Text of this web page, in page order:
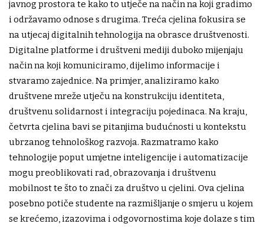
javnog prostora te kako to utječe na način na koji gradimo
i održavamo odnose s drugima. Treća cjelina fokusira se
na utjecaj digitalnih tehnologija na obrasce društvenosti.
Digitalne platforme i društveni mediji duboko mijenjaju
način na koji komuniciramo, dijelimo informacije i
stvaramo zajednice. Na primjer, analiziramo kako
društvene mreže utječu na konstrukciju identiteta,
društvenu solidarnost i integraciju pojedinaca. Na kraju,
četvrta cjelina bavi se pitanjima budućnosti u kontekstu
ubrzanog tehnološkog razvoja. Razmatramo kako
tehnologije poput umjetne inteligencije i automatizacije
mogu preoblikovati rad, obrazovanja i društvenu
mobilnost te što to znači za društvo u cjelini. Ova cjelina
posebno potiče studente na razmišljanje o smjeru u kojem
se krećemo, izazovima i odgovornostima koje dolaze s tim